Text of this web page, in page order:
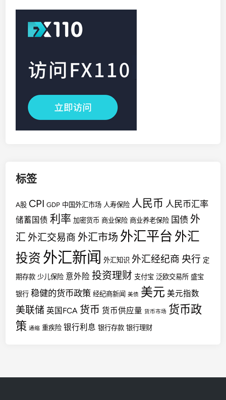
标签
A股 CPI GDP 中国外汇市场 人寿保险 人民币 人民币汇率
储蓄国债 利率 加密货币 商业保险 商业养老保险 国债 外
汇 外汇交易商 外汇市场 外汇平台 外汇
投资 外汇新闻 外汇知识 外汇经纪商 央行 定
期存款 少儿保险 意外险 投资理财 支付宝 泛欧交易所 盛宝
银行 稳健的货币政策 经纪商新闻 美债 美元 美元指数
美联储 英国FCA 货币 货币供应量 货币市场 货币政
策 通缩 重疾险 银行利息 银行存款 银行理财